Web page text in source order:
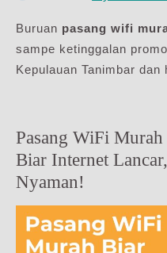
Buruan pasang wifi
sampe ketinggalan
Kepulauan Tanimbar dan
Pasang WiFi
Biar Internet
Nyaman!